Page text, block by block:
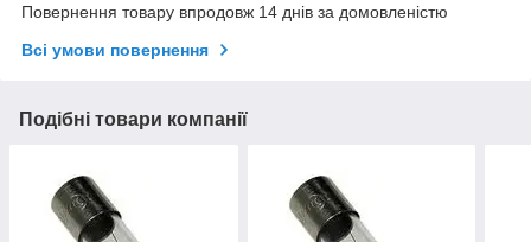
Повернення товару впродовж 14 днів за домовленістю
Всі умови повернення
Подібні товари компанії